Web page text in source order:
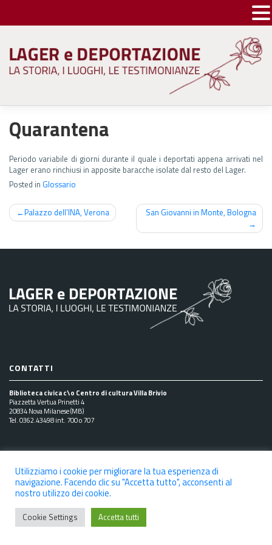
content
Quarantena
Periodo variabile di giorni durante il quale i deportati appena arrivati nel
Lager erano rinchiusi in apposite baracche isolate dal resto del Lager.
Posted in Glossario
Navigazione
Palazzo dell’INA, Verona San Giovanni in Monte, Bologna
CONTATTI
Biblioteca civica c\o Centro di cultura Villa Brivio
Piazzetta Vertua Prinetti 4
20834 Nova Milanese (MB)
Tel. 0362.43498 int. 700 o 707
NOTE LEGALI PRIVACY POLICY
COOKIE POLICY
DICHIARAZIONE DI ACCESSIBILITÀ
CREDITS
Utilizziamo i cookie per migliorare la tua esperienza di
navigazione. Facendo clic su "Accetta tutto", acconsenti al
nostro utilizzo dei cookie.
Cookie Settings Accetta tutti